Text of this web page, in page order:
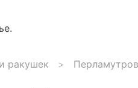
ракушек